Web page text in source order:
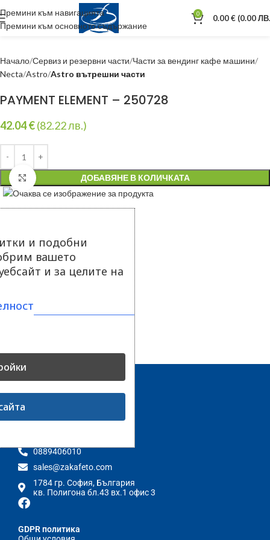
Премини към навигацията
Премини към основното съдържание
0 0.00€ (0.00
Начало Сервиз и резервни части Части за вендинг кафе машини
Necta Astro Astro вътрешни части
Уголеми
PAYMENT ELEMENT – 250728
42.04€(82.22 лв.)
ДОБАВЯНЕ В КОЛИЧКАТА
0889406010
sales@zakafeto.com
1784 гр. София, България
кв. Полигона бл.43 вх.1 офис 3
GDPR политика
и подобни
вашето
и за целите на